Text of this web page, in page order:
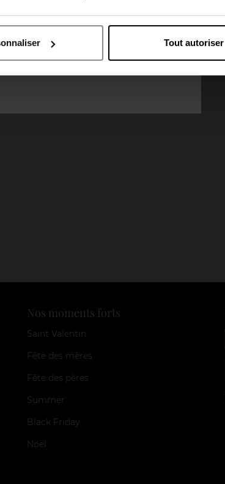
Tout autoriser
Nos moments forts
Saint Valentin
Fête des mères
Fête des pères
Summer
Black Friday
Noël